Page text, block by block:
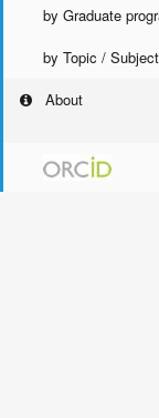
by Graduate
by Topic / Subject
About